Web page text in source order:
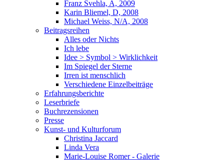
Franz Svehla, A, 2009
Karin Bliemel, D, 2008
Michael Weiss, N/A, 2008
Beitragsreihen
Alles oder Nichts
Ich lebe
Idee > Symbol > Wirklichkeit
Im Spiegel der Sterne
Irren ist menschlich
Verschiedene Einzelbeiträge
Erfahrungsberichte
Leserbriefe
Buchrezensionen
Presse
Kunst- und Kulturforum
Christina Jaccard
Linda Vera
Marie-Louise Romer - Galerie